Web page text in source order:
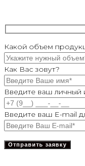
Какой объем
Как Вас зовут?
Введите ваш личный
Введите ваш E-mail